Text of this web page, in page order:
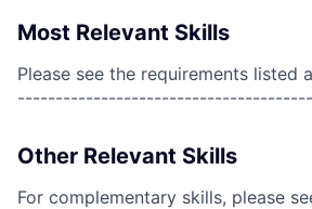
Most Relevant Skills
Please see the requirements listed
Other Relevant Skills
For complementary skills, please